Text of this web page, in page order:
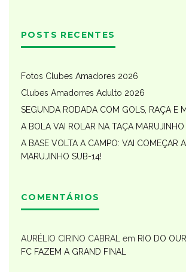
POSTS RECENTES
Fotos Clubes Amadores 2026
Clubes Amadorres Adulto 2026
SEGUNDA RODADA COM GOLS, RAÇA E
A BOLA VAI ROLAR NA TAÇA MARUJINHO
A BASE VOLTA A CAMPO: VAI COMEÇAR
MARUJINHO SUB-14!
COMENTÁRIOS
AURÉLIO CIRINO CABRAL em RIO DO
FC FAZEM A GRAND FINAL